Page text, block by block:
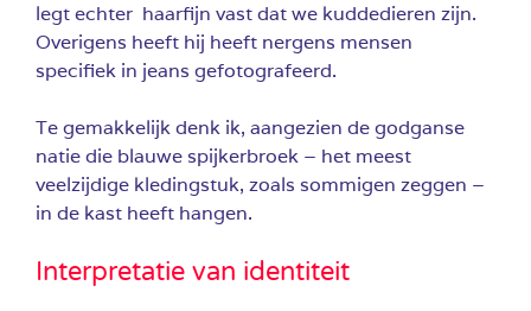
legt echter haarfijn vast dat we kuddedieren zijn.
Overigens heeft hij heeft nergens mensen
specifiek in jeans gefotografeerd.
Te gemakkelijk denk ik, aangezien de godganse
natie die blauwe spijkerbroek – het meest
veelzijdige kledingstuk, zoals sommigen zeggen –
in de kast heeft hangen.
Interpretatie van identiteit